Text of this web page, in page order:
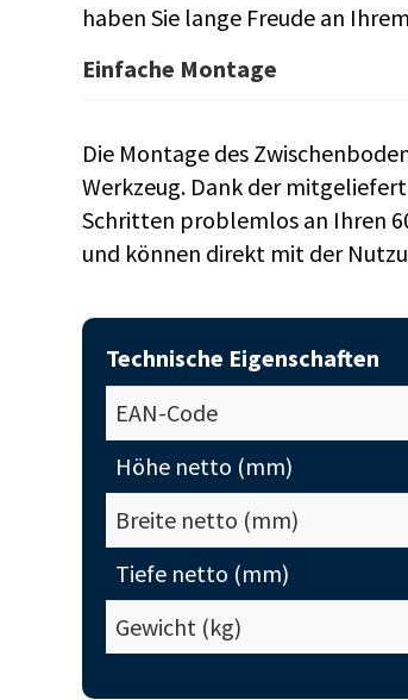
haben Sie lange Freude an
Einfache Montage
Die Montage des
Werkzeug. Dank der
Schritten problemlos an Ihren
und können direkt mit der
Technische Eigenschaften
EAN-Code
Höhe netto (mm)
Breite netto (mm)
Tiefe netto (mm)
Gewicht (kg)